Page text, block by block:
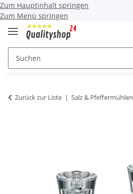
Zum Hauptinhalt springen
Zum Menü springen
Zurück zur Liste Salz & Pfeffermühlen